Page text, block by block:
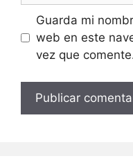
Guarda mi
web en este
vez que